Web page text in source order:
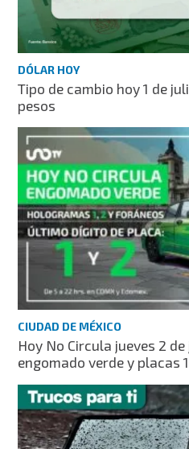
DÓLAR HOY
Tipo de cambio hoy 1 de
pesos
CIUDAD DE MÉXICO
Hoy No Circula jueves 2
engomado verde y placas